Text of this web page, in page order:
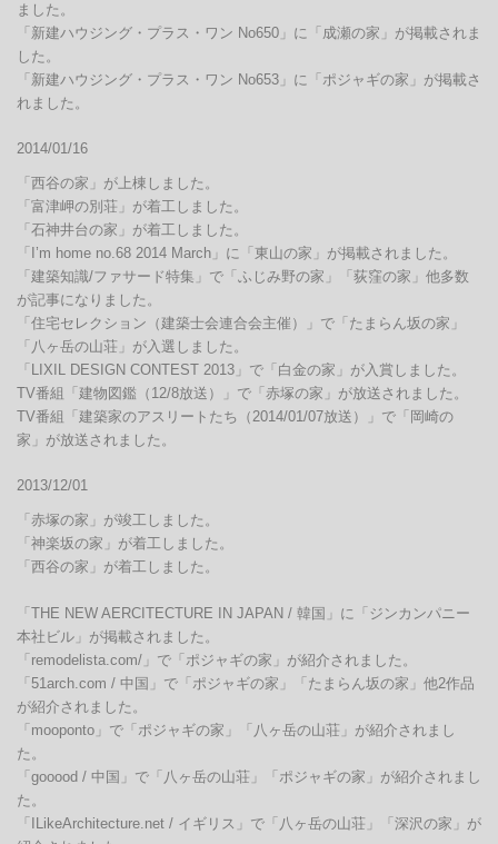
ました。
「新建ハウジング・プラス・ワン No650」に「成瀬の家」が掲載されま
した。
「新建ハウジング・プラス・ワン No653」に「ポジャギの家」が掲載さ
れました。
2014/01/16
「西谷の家」が上棟しました。
「富津岬の別荘」が着工しました。
「石神井台の家」が着工しました。
「I’m home no.68 2014 March」に「東山の家」が掲載されました。
「建築知識/ファサード特集」で「ふじみ野の家」「荻窪の家」他多数
が記事になりました。
「住宅セレクション（建築士会連合会主催）」で「たまらん坂の家」
「八ヶ岳の山荘」が入選しました。
「LIXIL DESIGN CONTEST 2013」で「白金の家」が入賞しました。
TV番組「建物図鑑（12/8放送）」で「赤塚の家」が放送されました。
TV番組「建築家のアスリートたち（2014/01/07放送）」で「岡崎の
家」が放送されました。
2013/12/01
「赤塚の家」が竣工しました。
「神楽坂の家」が着工しました。
「西谷の家」が着工しました。
「THE NEW AERCITECTURE IN JAPAN / 韓国」に「ジンカンパニー
本社ビル」が掲載されました。
「remodelista.com/」で「ポジャギの家」が紹介されました。
「51arch.com / 中国」で「ポジャギの家」「たまらん坂の家」他2作品
が紹介されました。
「mooponto」で「ポジャギの家」「八ヶ岳の山荘」が紹介されまし
た。
「gooood / 中国」で「八ヶ岳の山荘」「ポジャギの家」が紹介されまし
た。
「ILikeArchitecture.net / イギリス」で「八ヶ岳の山荘」「深沢の家」が